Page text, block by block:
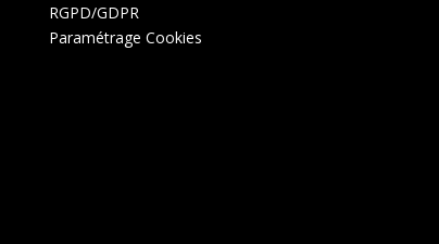
RGPD/GDPR
Paramétrage Cookies